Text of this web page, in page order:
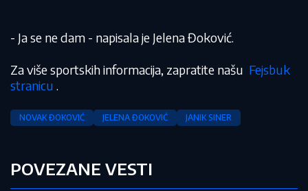
- Ja se ne dam - napisala je Jelena Đoković.
Za više sportskih informacija, zapratite našu Fejsbuk
stranicu .
NOVAK ĐOKOVIĆ JELENA ĐOKOVIĆ JANIK SINER
POVEZANE VESTI